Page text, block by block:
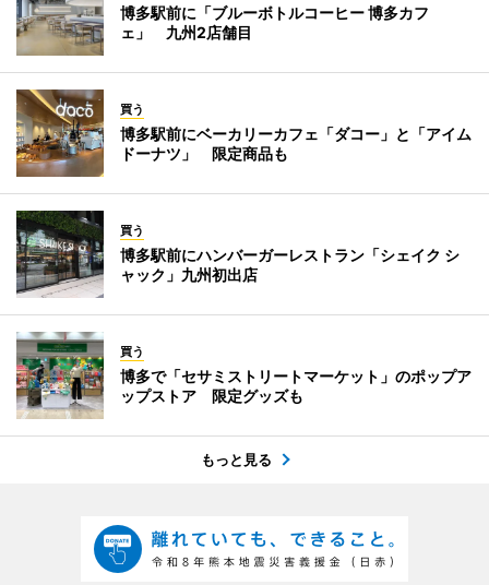
博多駅前に「ブルーボトルコーヒー 博多カフ
ェ」 九州2店舗目
買う
博多駅前にベーカリーカフェ「ダコー」と「アイム
ドーナツ」 限定商品も
買う
博多駅前にハンバーガーレストラン「シェイク シ
ャック」九州初出店
買う
博多で「セサミストリートマーケット」のポップア
ップストア 限定グッズも
もっと見る